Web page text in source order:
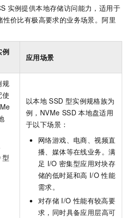
实例提供本地存储访问能力，适用于
性价比有极高要求的业务场景。阿里
例
应用场景
规
使
型
以本地 SSD 型实例规格族为
例，NVMe SSD 本地盘适用
于以下场景：
网络游戏、电商、视频直
播、媒体等在线业务。满
足 I/O 密集型应用对块存
储的低时延和高 I/O 性能
需求。
对存储 I/O 性能有较高要
求，同时具备应用层高可